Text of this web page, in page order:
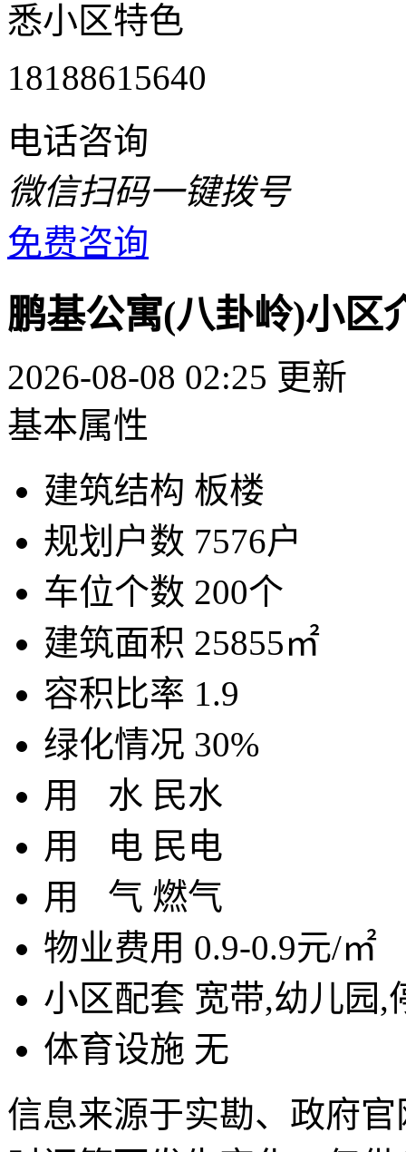
悉小区特色
18188615640
电话咨询
微信扫码一键拨号
免费咨询
鹏基公寓(八卦岭)小区
2026-08-08 02:25 更新
基本属性
建筑结构 板楼
规划户数 7576户
车位个数 200个
建筑面积 25855㎡
容积比率 1.9
绿化情况 30%
用 水 民水
用
电 民电
用 气 燃气
物业费用 0.9-0.9元/㎡
小区配套 宽带,幼儿园,
体育设施 无
信息来源于实勘、政府